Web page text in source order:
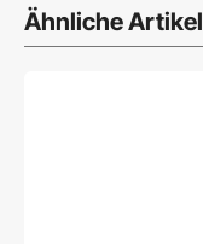
Ähnliche Artikel